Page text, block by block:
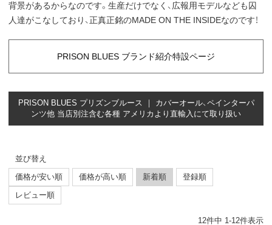
背景があるからなのです。生産だけでなく、広報用モデルなども囚
人達がこなしており、正真正銘のMADE ON THE INSIDEなのです！
PRISON BLUES ブランド紹介特設ページ
PRISON BLUES プリズンブルース ｜ カバーオール、ペインターパ
ンツ他 当店別注含む各種 アメリカより直輸入にて取り扱い
並び替え
価格が安い順
価格が高い順 新着順
登録順
レビュー順
12件中 1-12件表示